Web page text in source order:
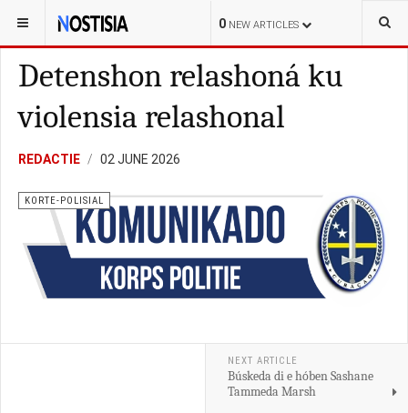
0 NEW ARTICLES
YOU ARE HERE: CURAÇAO POLITIEK
Detenshon relashoná ku
violensia relashonal
REDACTIE 02 JUNE 2026
KORTE-POLISIAL
NEXT ARTICLE
Búskeda di e hóben Sashane
Tammeda Marsh